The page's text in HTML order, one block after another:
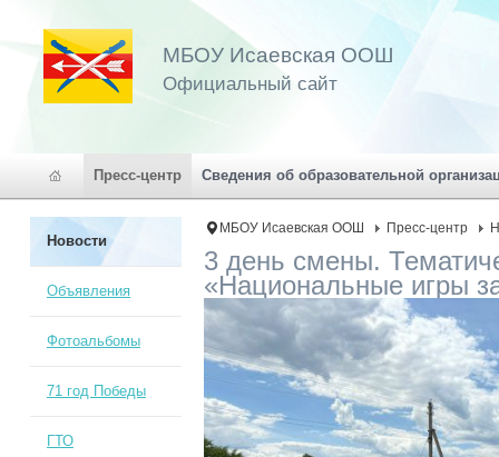
МБОУ Исаевская ООШ
Официальный сайт
Пресс-центр Сведения об образовательной
МБОУ Исаевская ООШ Пресс-центр
3 день смены.
«Национальные игры
Новости
Объявления
Фотоальбомы
71 год Победы
ГТО